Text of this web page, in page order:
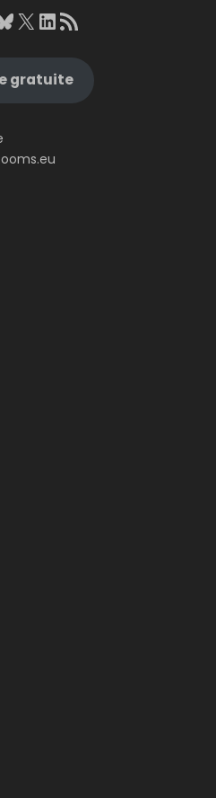
X LinkedIn
RSS Feed
gratuite